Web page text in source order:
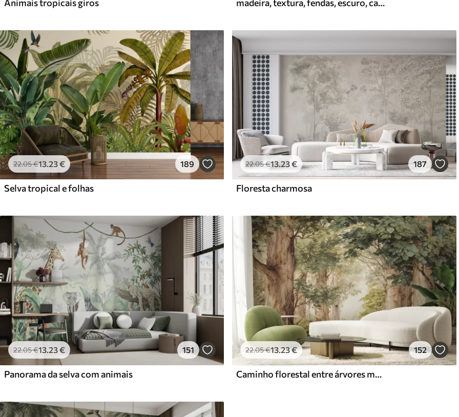
Animais tropicais giros madeira, textura, fendas, escuro, casca, superfície
22.05€13.23€ 189
Selva tropical e folhas
22.05€13.23€ 187
Floresta charmosa
22.05€13 .23€ 151
Panorama da selva com animais
22.05€13.23€ 152
Caminho florestal entre árvores majestosas em estilo aquarela